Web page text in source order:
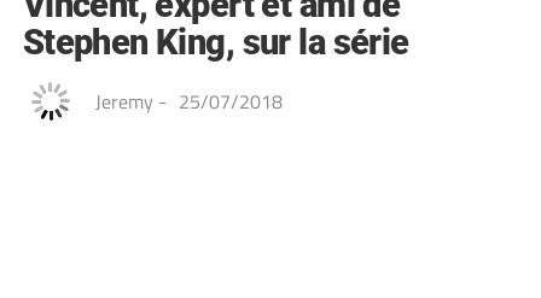
Stephen King, sur la série
Jeremy - 25/07/2018